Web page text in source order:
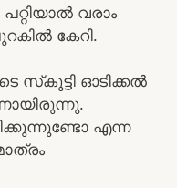
വരാം
കേറി.
സ്‌കൂട്ടി ഓടിക്കൽ
എന്ന